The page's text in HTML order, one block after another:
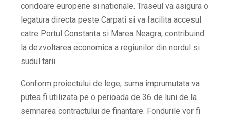
coridoare europene si nationale. Traseul va asigura o
legatura directa peste Carpati si va facilita accesul
catre Portul Constanta si Marea Neagra, contribuind
la dezvoltarea economica a regiunilor din nordul si
sudul tarii.
Conform proiectului de lege, suma imprumutata va
putea fi utilizata pe o perioada de 36 de luni de la
semnarea contractului de finantare. Fondurile vor fi